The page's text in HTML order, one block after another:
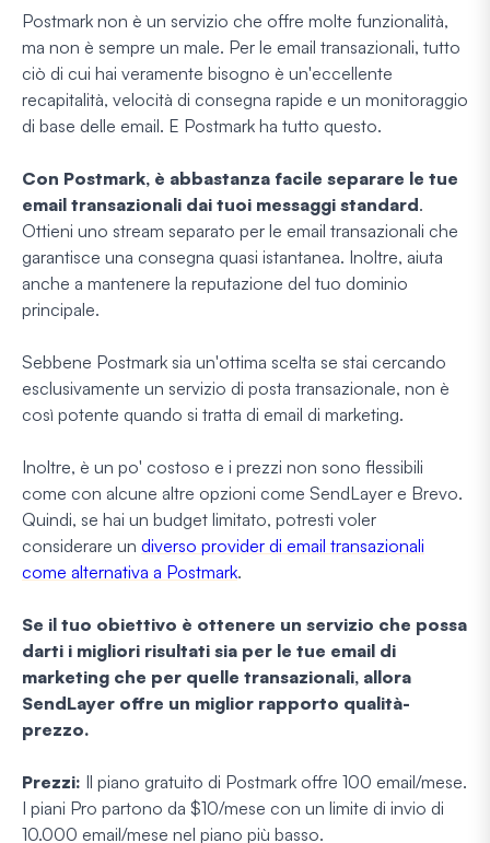
Postmark non è un servizio che offre molte funzionalità,
ma non è sempre un male. Per le email transazionali, tutto
ciò di cui hai veramente bisogno è un'eccellente
recapitalità, velocità di consegna rapide e un monitoraggio
di base delle email. E Postmark ha tutto questo.
Con Postmark, è abbastanza facile separare le tue
email transazionali dai tuoi messaggi standard.
Ottieni uno stream separato per le email transazionali che
garantisce una consegna quasi istantanea. Inoltre, aiuta
anche a mantenere la reputazione del tuo dominio
principale.
Sebbene Postmark sia un'ottima scelta se stai cercando
esclusivamente un servizio di posta transazionale, non è
così potente quando si tratta di email di marketing.
Inoltre, è un po' costoso e i prezzi non sono flessibili
come con alcune altre opzioni come SendLayer e Brevo.
Quindi, se hai un budget limitato, potresti voler
considerare un diverso provider di email transazionali
come alternativa a Postmark.
Se il tuo obiettivo è ottenere un servizio che possa
darti i migliori risultati sia per le tue email di
marketing che per quelle transazionali, allora
SendLayer offre un miglior rapporto qualità-
prezzo.
Prezzi: Il piano gratuito di Postmark offre 100 email/mese.
I piani Pro partono da $10/mese con un limite di invio di
10.000 email/mese nel piano più basso.